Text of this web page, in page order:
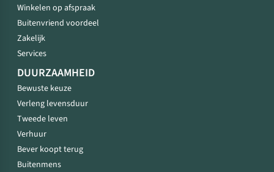
Winkelen op afspraak
Buitenvriend voordeel
Zakelijk
Services
DUURZAAMHEID
Bewuste keuze
Verleng levensduur
Tweede leven
Verhuur
Bever koopt terug
Buitenmens